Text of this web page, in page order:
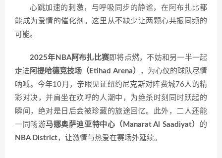
心跳加速的刺激，与呼吸同步的静谧，在阿布扎比都
能成为爱情的催化剂。这里从不缺少让两颗心共振同频的
可能。
2025年NBA阿布扎比赛即将点燃，不妨和另一半一起
走进阿提哈德竞技场（Etihad Arena）
，为心仪的球队尽情
呐喊。今年10月，亲眼见证纽约尼克斯对阵费城76人的精
彩对决，并肩坐在欢呼的人潮中，为绝杀时刻同时跃起的
瞬间，绝对是日后会被珍藏的旅途回忆。此外，二人还能
一同畅游马娜奥萨迪亚特中心（Manarat Al Saadiyat）
的
NBA District，让激情与热爱在赛场外延续。